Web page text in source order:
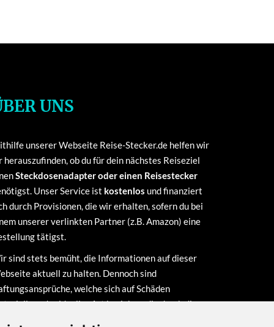
UNS
unserer Webseite Reise-Stecker.de helfen wir
herauszufinden, ob du für dein nächstes Reiseziel
Steckdosenadapter oder einen Reisestecker
Unser Service ist kostenlos und finanziert
durch Provisionen, die wir erhalten, sofern du bei
unserer verlinkten Partner (z.B. Amazon) eine
tätigst.
sind stets bemüht, die Informationen auf dieser
aktuell zu halten. Dennoch sind
welche sich auf Schäden
oder ideeller Art beziehen, die durch die